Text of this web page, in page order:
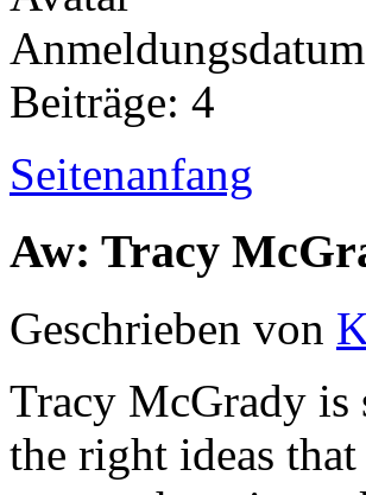
Beiträge: 4
Seitenanfang
Aw: Tracy
Geschrieben von
Tracy McGrady is
the right ideas